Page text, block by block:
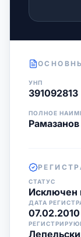
УНП
391092813
ПОЛНОЕ
СТАТУС
Исключен
ДАТА
07.02.2010